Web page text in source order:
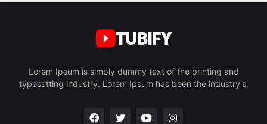
Lorem Ipsum is simply dummy text of the printing and
typesetting industry. Lorem Ipsum has been the industry's.